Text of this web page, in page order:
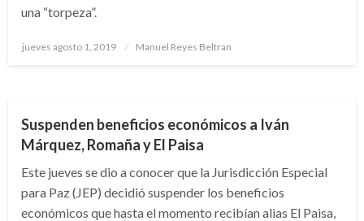
una “torpeza”.
Publicado
jueves agosto 1, 2019 Manuel Reyes Beltran
Suspenden beneficios económicos a Iván
Márquez, Romaña y El Paisa
Este jueves se dio a conocer que la Jurisdicción Especial
para Paz (JEP) decidió suspender los beneficios
económicos que hasta el momento recibían alias El Paisa,